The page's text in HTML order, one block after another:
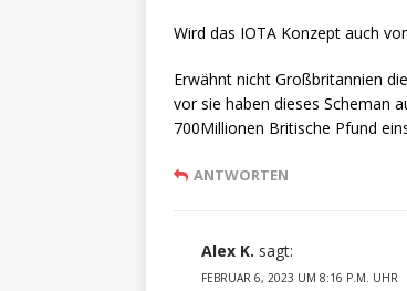
Wird das IOTA Konzept auch
Erwähnt nicht Großbritannien
vor sie haben dieses Scheman
700Millionen Britische Pfund
ANTWORTEN
Alex K. sagt:
FEBRUAR 6, 2023 UM 8:16 P.M. UHR